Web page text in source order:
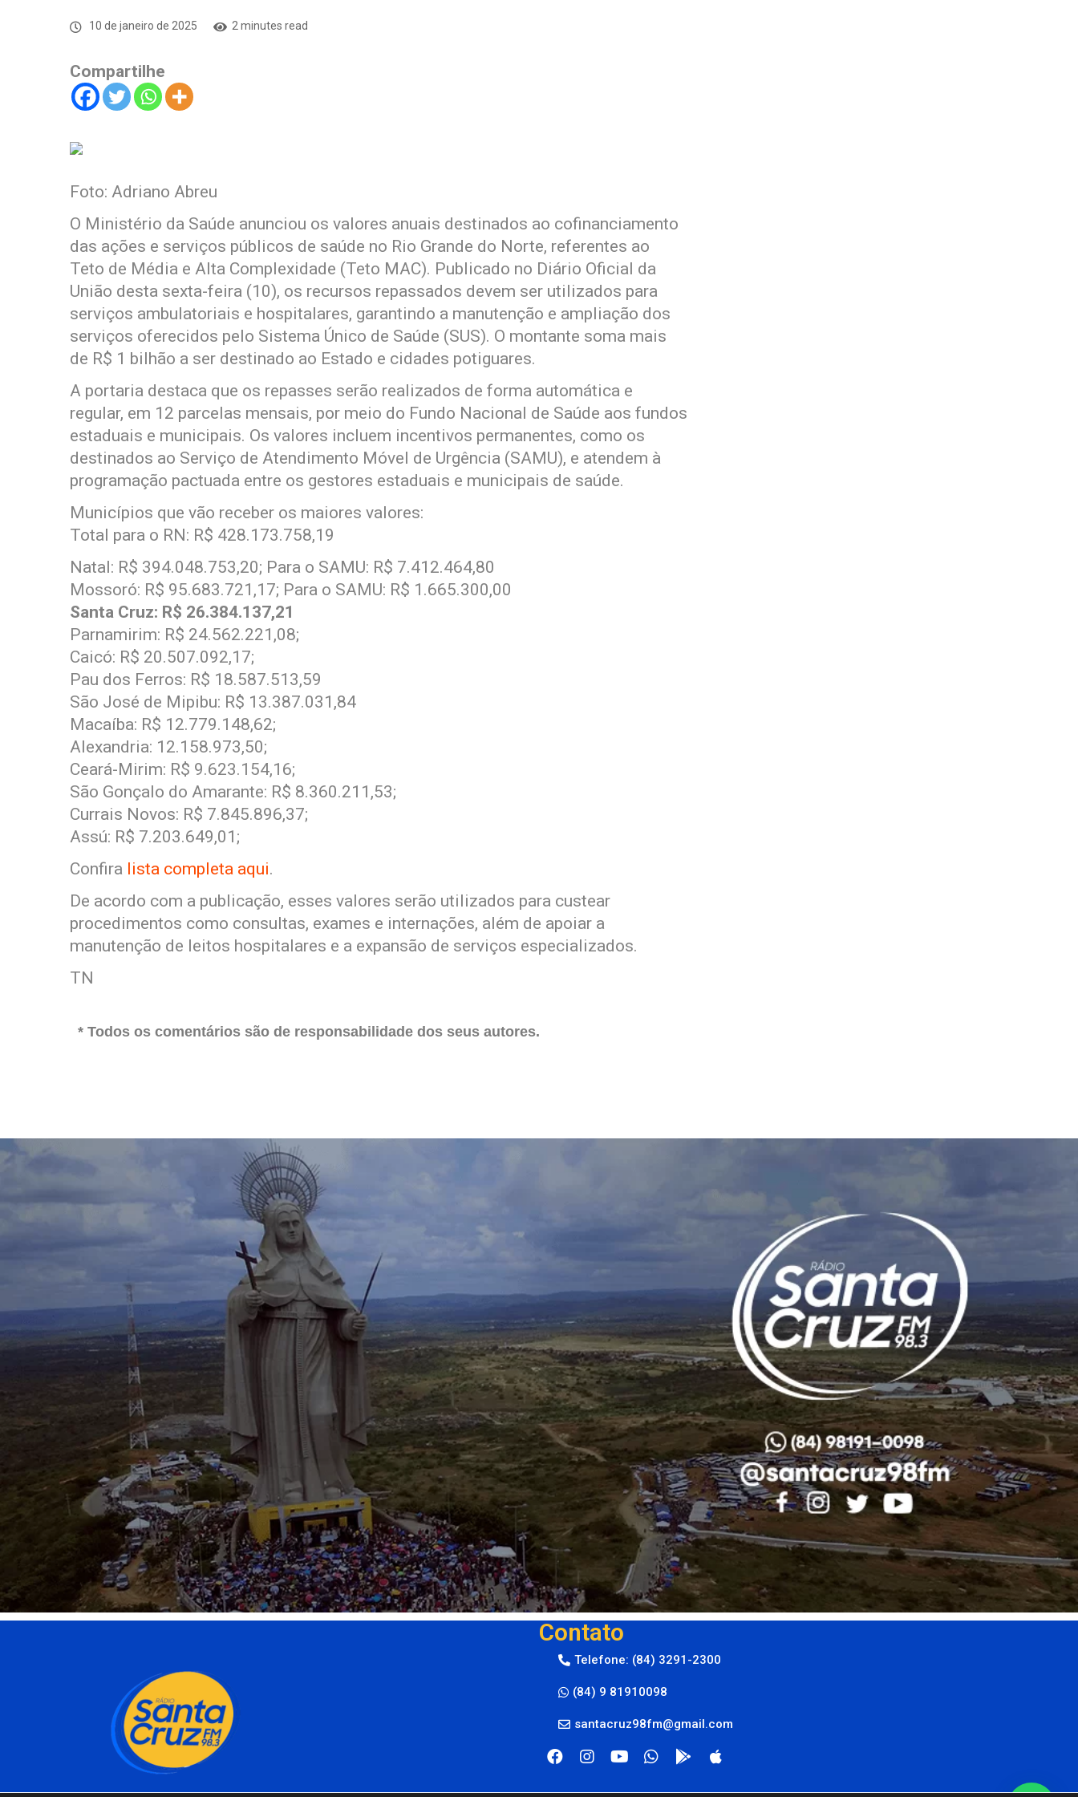
10 de janeiro de 2025 2 minutes read
Compartilhe
Foto: Adriano Abreu
O Ministério da Saúde anunciou os valores anuais destinados ao cofinanciamento
das ações e serviços públicos de saúde no Rio Grande do Norte, referentes ao
Teto de Média e Alta Complexidade (Teto MAC). Publicado no Diário Oficial da
União desta sexta-feira (10), os recursos repassados devem ser utilizados para
serviços ambulatoriais e hospitalares, garantindo a manutenção e ampliação dos
serviços oferecidos pelo Sistema Único de Saúde (SUS). O montante soma mais
de R$ 1 bilhão a ser destinado ao Estado e cidades potiguares.
A portaria destaca que os repasses serão realizados de forma automática e
regular, em 12 parcelas mensais, por meio do Fundo Nacional de Saúde aos fundos
estaduais e municipais. Os valores incluem incentivos permanentes, como os
destinados ao Serviço de Atendimento Móvel de Urgência (SAMU), e atendem à
programação pactuada entre os gestores estaduais e municipais de saúde.
Municípios que vão receber os maiores valores:
Total para o RN: R$ 428.173.758,19
Natal: R$ 394.048.753,20; Para o SAMU: R$ 7.412.464,80
Mossoró: R$ 95.683.721,17; Para o SAMU: R$ 1.665.300,00
Santa Cruz: R$ 26.384.137,21
Parnamirim: R$ 24.562.221,08;
Caicó: R$ 20.507.092,17;
Pau dos Ferros: R$ 18.587.513,59
São José de Mipibu: R$ 13.387.031,84
Macaíba: R$ 12.779.148,62;
Alexandria: 12.158.973,50;
Ceará-Mirim: R$ 9.623.154,16;
São Gonçalo do Amarante: R$ 8.360.211,53;
Currais Novos: R$ 7.845.896,37;
Assú: R$ 7.203.649,01;
Confira lista completa aqui.
De acordo com a publicação, esses valores serão utilizados para custear
procedimentos como consultas, exames e internações, além de apoiar a
manutenção de leitos hospitalares e a expansão de serviços especializados.
TN
* Todos os comentários são de responsabilidade dos seus autores.
Contato
Telefone: (84) 3291-2300
(84) 9 81910098
santacruz98fm@gmail.com